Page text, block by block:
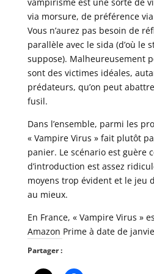
via morsure, de préférence
Vous n’aurez pas besoin de
parallèle avec le sida (d’où le
suppose). Malheureusement
sont des victimes idéales,
prédateurs, qu’on peut
fusil.
Dans l’ensemble, parmi les
« Vampire Virus » fait plutôt
panier. Le scénario est guère
d’introduction est assez
moyens trop évident et le jeu
au mieux.
En France, « Vampire Virus »
Amazon Prime à date de
Partager :